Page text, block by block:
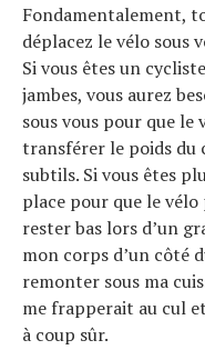
Fondamentalement,
déplacez le vélo sous
Si vous êtes un
jambes, vous aurez
sous vous pour que le
transférer le poids du
subtils. Si vous êtes
place pour que le vélo
rester bas lors d’un
mon corps d’un côté
remonter sous ma
me frapperait au cul
à coup sûr.